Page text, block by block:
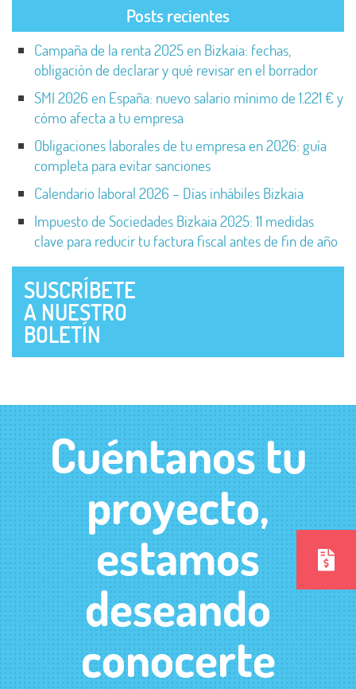
Posts recientes
Campaña de la renta 2025 en Bizkaia: fechas,
obligación de declarar y qué revisar en el borrador
SMI 2026 en España: nuevo salario mínimo de 1.221 € y
cómo afecta a tu empresa
Obligaciones laborales de tu empresa en 2026: guía
completa para evitar sanciones
Calendario laboral 2026 – Días inhábiles Bizkaia
Impuesto de Sociedades Bizkaia 2025: 11 medidas
clave para reducir tu factura fiscal antes de fin de año
SUSCRÍBETE
A NUESTRO
BOLETÍN
Cuéntanos tu
proyecto,
estamos
deseando
conocerte